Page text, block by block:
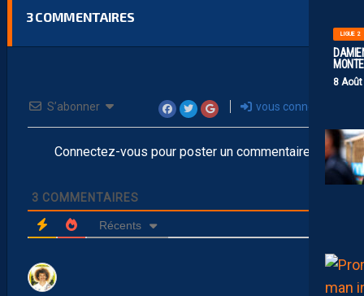
LIGUE 2
8
3COMMENTAIRES
S’abonner vous connecter
Connectez-vous pour poster un commentaire
3 COMMENTAIRES
Récents